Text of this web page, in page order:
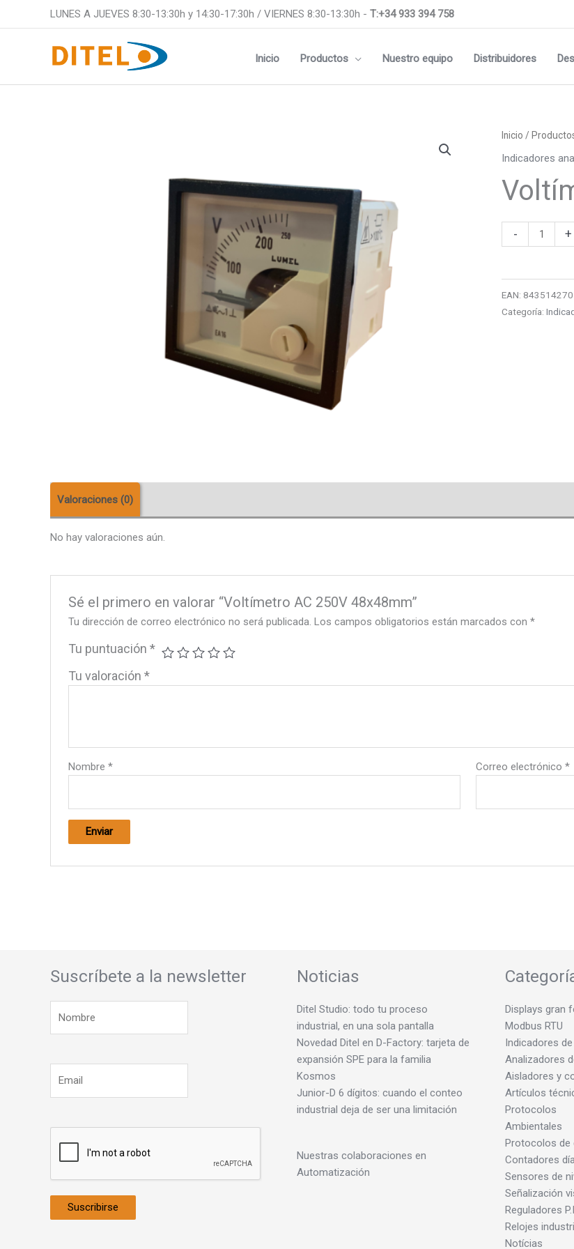
LUNES A JUEVES 8:30-13:30h y 14:30-17:30h / VIERNES 8:30-13:30h - T:+34 933 394 758
Inicio Productos Nuestro equipo Distribuidores
Inicio /
Indicadores
-
Voltímetro
AC
48x48mm
cantidad
+
EAN:
Categoría:
Valoraciones (0)
No hay valoraciones aún.
Sé el primero en valorar “Voltímetro AC 250V 48x48mm”
Tu dirección de correo electrónico no será publicada. Los campos obligatorios están marcados con*
Tu puntuación*
Tu valoración*
Nombre* Correo electrónico*
Suscríbete a la newsletter
Suscribirse
Noticias
Ditel Studio: todo tu proceso
industrial, en una sola pantalla
Novedad Ditel en D-Factory: tarjeta de
expansión SPE para la familia
Kosmos
Junior-D 6 dígitos: cuando el conteo
industrial deja de ser una limitación
Nuestras colaboraciones en
Automatización
Displays gran
Modbus RTU
Indicadores
Analizadores
Aisladores y
Artículos
Protocolos
Ambientales
Protocolos de
Contadores
Sensores de
Señalización
Reguladores
Relojes
Notícias